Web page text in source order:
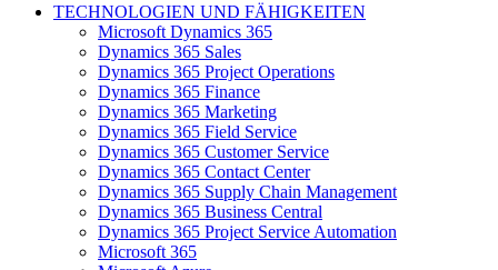
TECHNOLOGIEN UND FÄHIGKEITEN
Microsoft Dynamics 365
Dynamics 365 Sales
Dynamics 365 Project Operations
Dynamics 365 Finance
Dynamics 365 Marketing
Dynamics 365 Field Service
Dynamics 365 Customer Service
Dynamics 365 Contact Center
Dynamics 365 Supply Chain Management
Dynamics 365 Business Central
Dynamics 365 Project Service Automation
Microsoft 365